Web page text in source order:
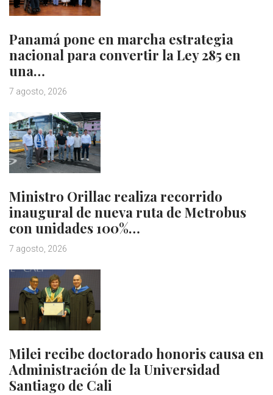
Panamá pone en marcha estrategia
nacional para convertir la Ley 285 en
una…
7 agosto, 2026
Ministro Orillac realiza recorrido
inaugural de nueva ruta de Metrobus
con unidades 100%…
7 agosto, 2026
Milei recibe doctorado honoris causa en
Administración de la Universidad
Santiago de Cali